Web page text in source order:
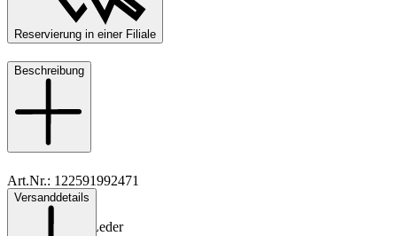
Reservierung in einer Filiale
Beschreibung
Art.Nr.: 122591992471
Material: Leder
Innenmaterial: Leder
Versanddetails